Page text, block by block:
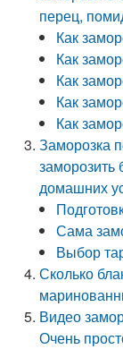
перец,
Как
Как
Как
Как
Как
Заморозка
заморозить
домашних
Сама
Выбор
Сколько
Видео
Очень